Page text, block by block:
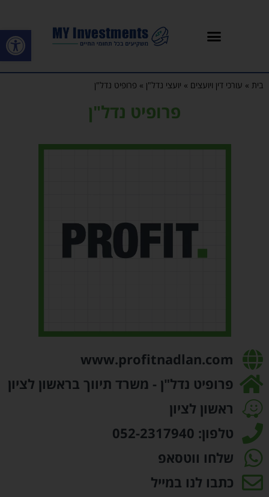
פתח
בית » עורכי דין ויועצים » יועצי נדל"ן » פרופיט נדל"ן
פרופיט נדל"ן
www.profitnadlan.com
פרופיט נדל"ן - משרד תיווך בראשון לציון
ראשון לציון
טלפון: 052-2317940
שלחו ווטסאפ
כתבו לנו במייל